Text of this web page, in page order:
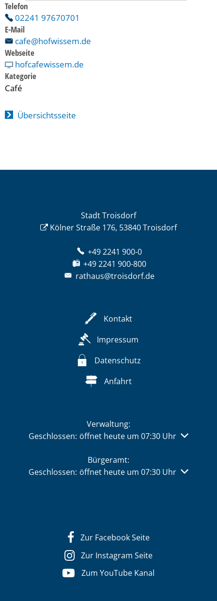
Telefon
02241 97670701
E-Mail
cafe@hofwissem.de
Webseite
hofcafewissem.de
Kategorie
Café
Übersichtsseite
Stadt Troisdorf
Kölner Straße 176, 53840 Troisdorf
+49 2241 900-0
+49 2241 900-800
rathaus@troisdorf.de
Kontakt
Impressum
Datenschutz
Anfahrt
Verwaltung:
Klicken, um weitere Öffnungs- oder Schließzeiten
Geschlossen: öffnet heute um 07:30 Uhr
Bürgeramt:
Klicken, um weitere Öffnungs- oder Schließzeiten
Geschlossen: öffnet heute um 07:30 Uhr
Zur Facebook Seite
Zur Instagram Seite
Zum YouTube Kanal